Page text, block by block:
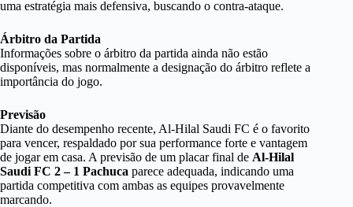
uma estratégia mais defensiva, buscando o contra-ataque.
Árbitro da Partida
Informações sobre o árbitro da partida ainda não estão
disponíveis, mas normalmente a designação do árbitro reflete a
importância do jogo.
Previsão
Diante do desempenho recente, Al-Hilal Saudi FC é o favorito
para vencer, respaldado por sua performance forte e vantagem
de jogar em casa. A previsão de um placar final de Al-Hilal
Saudi FC 2 – 1 Pachuca parece adequada, indicando uma
partida competitiva com ambas as equipes provavelmente
marcando.